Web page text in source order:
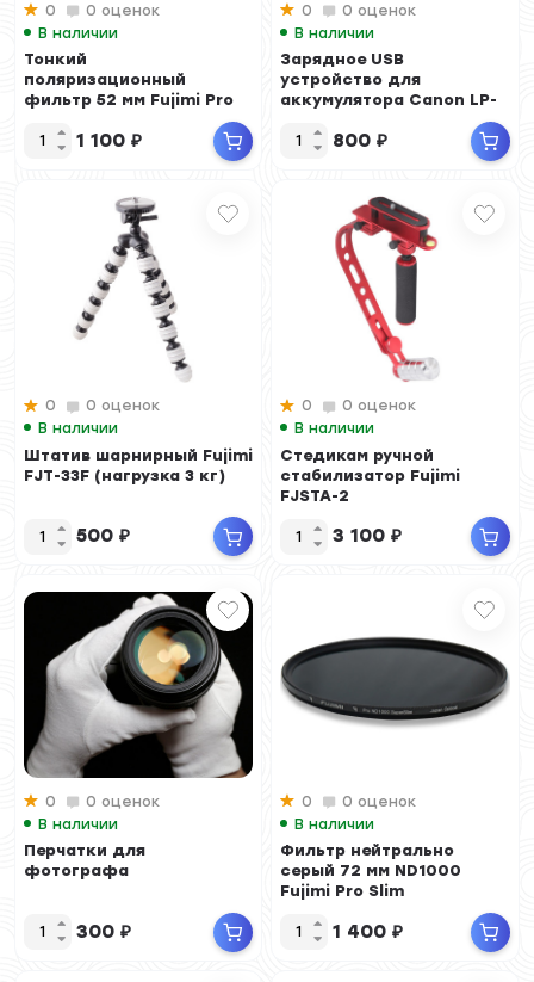
0
0 оценок
В наличии
Тонкий
поляризационный
фильтр 52 мм Fujimi Pro
1 100 ₽
0
0 оценок
В наличии
Зарядное USB
устройство для
аккумулятора Canon LP-
800 ₽
0
0 оценок
В наличии
Штатив шарнирный Fujimi
FJT-33F (нагрузка 3 кг)
500 ₽
0
0 оценок
В наличии
Стедикам ручной
стабилизатор Fujimi
FJSTA-2
3 100 ₽
0
0 оценок
В наличии
Перчатки для
фотографа
300 ₽
0
0 оценок
В наличии
Фильтр нейтрально
серый 72 мм ND1000
Fujimi Pro Slim
1 400 ₽